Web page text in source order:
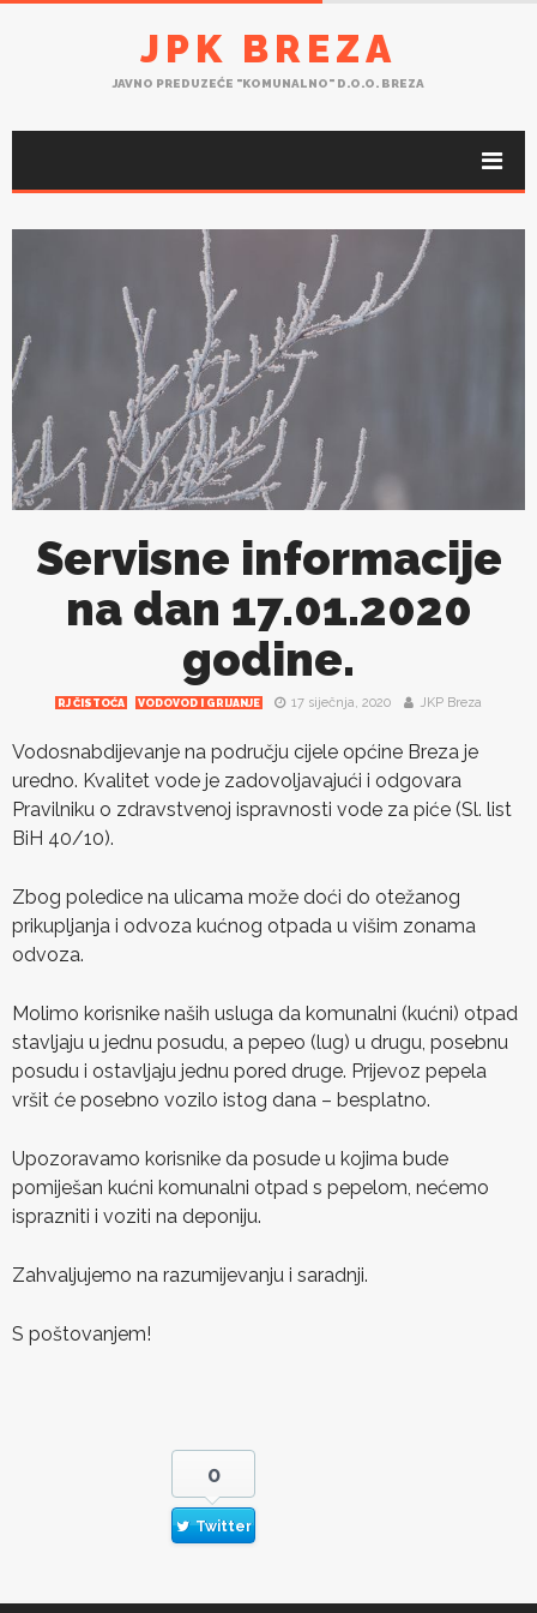
JPK BREZA
JAVNO PREDUZEĆE "KOMUNALNO" D.O.O. BREZA
Servisne informacije
na dan 17.01.2020
godine.
RJ ČISTOĆA VODOVOD I GRIJANJE 17 siječnja, 2020 JKP Breza
Vodosnabdijevanje na području cijele općine Breza je
uredno. Kvalitet vode je zadovoljavajući i odgovara
Pravilniku o zdravstvenoj ispravnosti vode za piće (Sl. list
BiH 40/10).
Zbog poledice na ulicama može doći do otežanog
prikupljanja i odvoza kućnog otpada u višim zonama
odvoza.
Molimo korisnike naših usluga da komunalni (kućni) otpad
stavljaju u jednu posudu, a pepeo (lug) u drugu, posebnu
posudu i ostavljaju jednu pored druge. Prijevoz pepela
vršit će posebno vozilo istog dana – besplatno.
Upozoravamo korisnike da posude u kojima bude
pomiješan kućni komunalni otpad s pepelom, nećemo
isprazniti i voziti na deponiju.
Zahvaljujemo na razumijevanju i saradnji.
S poštovanjem!
0
Twitter